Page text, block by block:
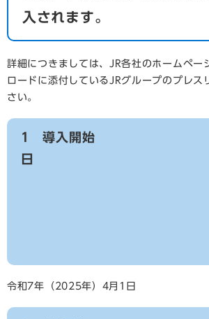
入されます
詳細につきましては、JR各社のホームペー
ロードに添付しているJRグループのプレス
さい。
1 導入開始
令和7年（2025年）4月1日